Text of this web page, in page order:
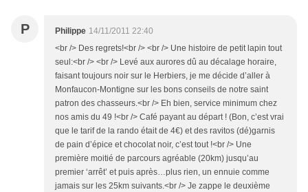
P Philippe 14/11/2011 22:40
<br /> Des regrets!<br /> <br /> Une histoire de petit lapin tout
seul:<br /> <br /> Levé aux aurores dû au décalage horaire,
faisant toujours noir sur le Herbiers, je me décide d’aller à
Monfaucon-Montigne sur les bons conseils de notre saint
patron des chasseurs.<br /> Eh bien, service minimum chez
nos amis du 49 !<br /> Café payant au départ ! (Bon, c’est vrai
que le tarif de la rando était de 4€) et des ravitos (dé)garnis
de pain d’épice et chocolat noir, c’est tout !<br /> Une
première moitié de parcours agréable (20km) jusqu’au
premier ‘arrêt’ et puis après…plus rien, un ennuie comme
jamais sur les 25km suivants.<br /> Je zappe le deuxième